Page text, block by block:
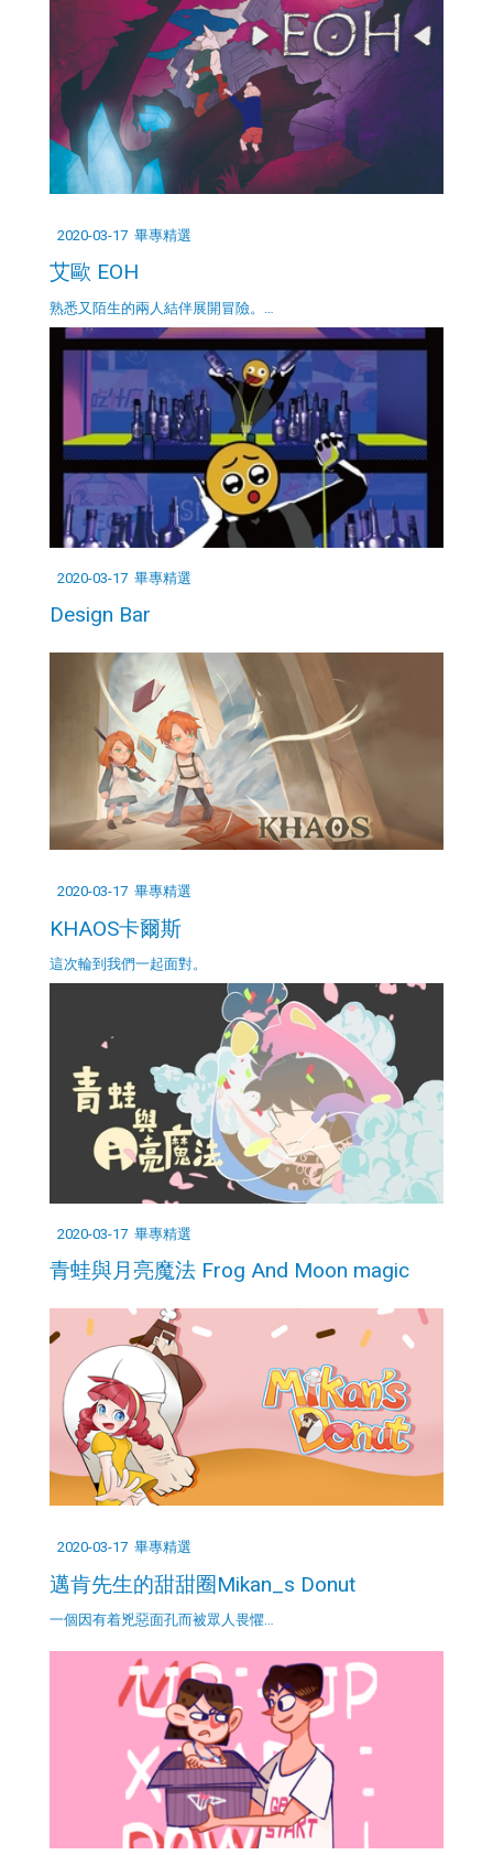
2020-03-17 畢專精選
艾歐 EOH
熟悉又陌生的兩人結伴展開冒險。…
2020-03-17 畢專精選
Design Bar
2020-03-17 畢專精選
KHAOS卡爾斯
這次輪到我們一起面對。
2020-03-17 畢專精選
青蛙與月亮魔法 Frog And Moon magic
2020-03-17 畢專精選
邁肯先生的甜甜圈Mikan_s Donut
一個因有着兇惡面孔而被眾人畏懼…